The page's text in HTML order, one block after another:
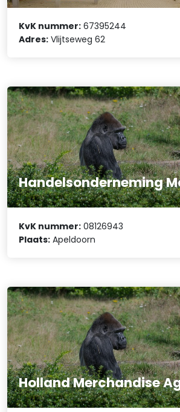
KvK nummer: 67395244
Adres: Vlijtseweg 62
Handelsonderneming
KvK nummer: 08126943
Plaats: Apeldoorn
Holland Merchandise